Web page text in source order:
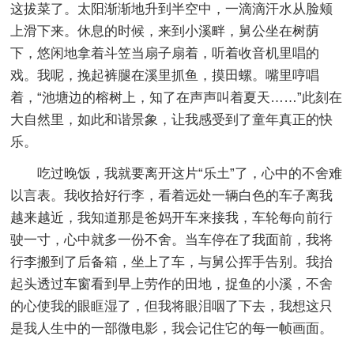
这拔菜了。太阳渐渐地升到半空中，一滴滴汗水从脸颊
上滑下来。休息的时候，来到小溪畔，舅公坐在树荫
下，悠闲地拿着斗笠当扇子扇着，听着收音机里唱的
戏。我呢，挽起裤腿在溪里抓鱼，摸田螺。嘴里哼唱
着，“池塘边的榕树上，知了在声声叫着夏天……”此刻在
大自然里，如此和谐景象，让我感受到了童年真正的快
乐。
吃过晚饭，我就要离开这片“乐土”了，心中的不舍难
以言表。我收拾好行李，看着远处一辆白色的车子离我
越来越近，我知道那是爸妈开车来接我，车轮每向前行
驶一寸，心中就多一份不舍。当车停在了我面前，我将
行李搬到了后备箱，坐上了车，与舅公挥手告别。我抬
起头透过车窗看到早上劳作的田地，捉鱼的小溪，不舍
的心使我的眼眶湿了，但我将眼泪咽了下去，我想这只
是我人生中的一部微电影，我会记住它的每一帧画面。